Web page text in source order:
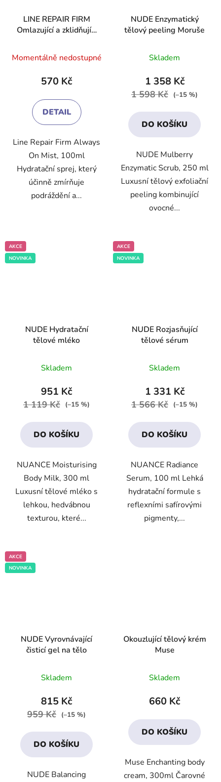
LINE REPAIR FIRM
Omlazující a zklidňující
hodnocení
produktu
3,9
z
hvězdiček.
Momentálně nedostupné
570 Kč
DETAIL
Line Repair Firm Always
On Mist, 100ml
Hydratační sprej, který
účinně zmírňuje
podráždění a...
NUDE Enzymatický
tělový peeling Moruše
hodnocení
produktu
je
5
Skladem
1 358 Kč
1 598 Kč (–15 %)
DO KOŠÍKU
NUDE Mulberry
Enzymatic Scrub, 250 ml
Luxusní tělový exfoliační
peeling kombinující
ovocné...
AKCE
NOVINKA
NUDE Hydratační
tělové mléko
hodnocení
produktu
je
5
Skladem
951 Kč
1 119 Kč (–15 %)
DO KOŠÍKU
NUANCE Moisturising
Body Milk, 300 ml
Luxusní tělové mléko s
lehkou, hedvábnou
texturou, které...
AKCE
NOVINKA
NUDE Rozjasňující
tělové sérum
Skladem
1 331 Kč
1 566 Kč (–15 %)
DO KOŠÍKU
NUANCE Radiance
Serum, 100 ml Lehká
hydratační formule s
reflexními safírovými
pigmenty,...
AKCE
NOVINKA
NUDE Vyrovnávající
čisticí gel na tělo
Skladem
815 Kč
959 Kč (–15 %)
DO KOŠÍKU
NUDE Balancing
Okouzlující tělový krém
Muse
hodnocení
produktu
4,5
z
hvězdiček.
Skladem
660 Kč
DO KOŠÍKU
Muse Enchanting body
cream, 300ml Čarovné